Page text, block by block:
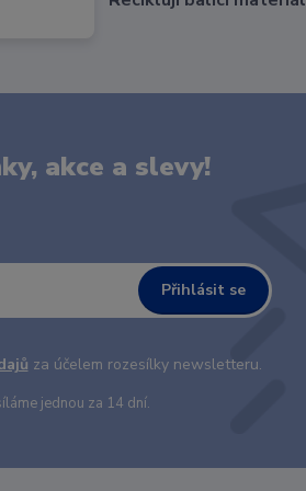
akce a slevy!
Přihlásit se
za účelem rozesílky newsletteru.
jednou za 14 dní.